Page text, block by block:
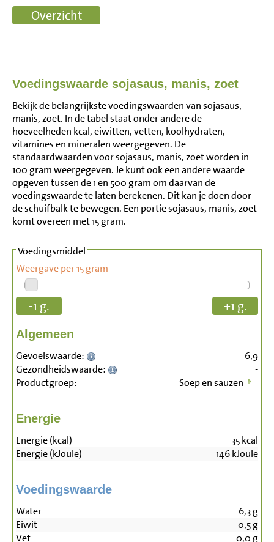
Voedingswaarde sojasaus, manis, zoet
Bekijk de belangrijkste voedingswaarden van sojasaus,
manis, zoet. In de tabel staat onder andere de
hoeveelheden kcal, eiwitten, vetten, koolhydraten,
vitamines en mineralen weergegeven. De
standaardwaarden voor sojasaus, manis, zoet worden in
100 gram weergegeven. Je kunt ook een andere waarde
opgeven tussen de 1 en 500 gram om daarvan de
voedingswaarde te laten berekenen. Dit kan je doen door
de schuifbalk te bewegen. Een portie sojasaus, manis, zoet
komt overeen met 15 gram.
Voedingsmiddel
Weergave per 15 gram
-1 g. +1 g.
Algemeen
Gevoelswaarde:
6,9
Gezondheidswaarde:
-
Productgroep:
Soep en sauzen
Energie
Energie (kcal) 35kcal
Energie (kJoule)
146kJoule
Voedingswaarde
Water 6,3g
Eiwit
0,5g
Vet
0,0 g